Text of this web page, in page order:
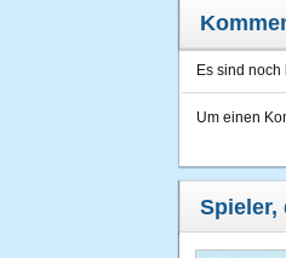
Es sind
Um einen
Spieler,